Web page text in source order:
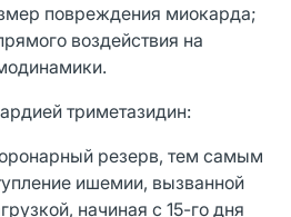
повреждения миокарда;
воздействия на
триметазидин:
резерв, тем самым
ишемии, вызванной
начиная с 15-го дня